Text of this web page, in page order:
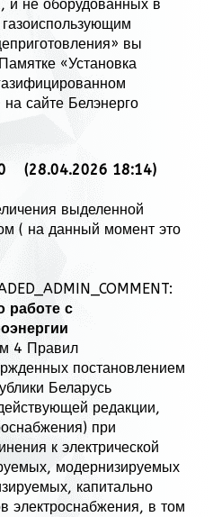
и не оборудованных в
вы
«Установка
сайте Белэнерго
(28.04.2026 18:14)
выделенной
( на данный момент это
работе с
4 Правил
постановлением
Беларусь
редакции,
при
к электрической
модернизируемых
капитально
электроснабжения, в том